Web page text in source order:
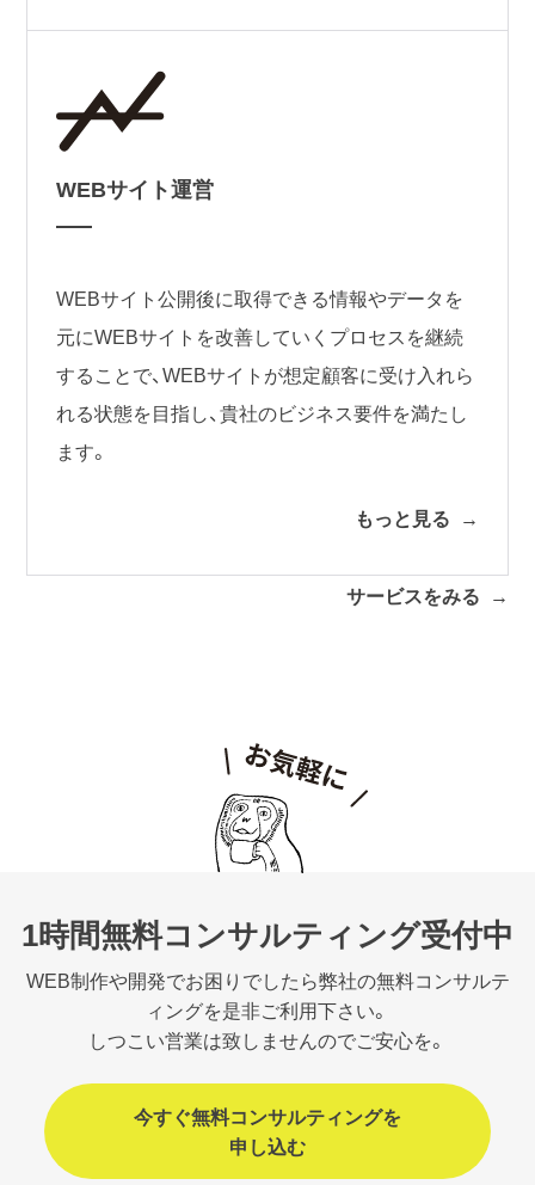
WEBサイト運営
WEBサイト公開後に取得できる情報やデータを
元にWEBサイトを改善していくプロセスを継続
することで、WEBサイトが想定顧客に受け入れら
れる状態を目指し、貴社のビジネス要件を満たし
ます。
もっと見る
サービスをみる
1時間無料コンサルティング受付中
WEB制作や開発でお困りでしたら弊社の無料コンサルテ
ィングを是非ご利用下さい。
しつこい営業は致しませんのでご安心を。
今すぐ無料コンサルティングを
申し込む